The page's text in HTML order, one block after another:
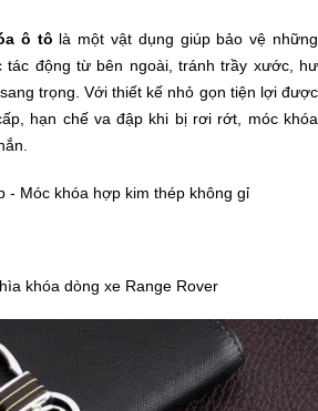
ô tô là một vật dụng giúp bảo vệ những
tác động từ bên ngoài, tránh trầy xước, hư
trọng. Với thiết kế nhỏ gọn tiện lợi được
hạn chế va đập khi bị rơi rớt, móc khóa
- Móc khóa hợp kim thép không gỉ
khóa dòng xe Range Rover